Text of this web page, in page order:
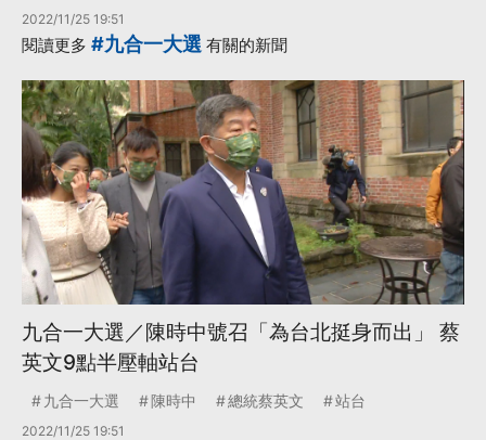
2022/11/25 19:51
閱讀更多 #九合一大選 有關的新聞
九合一大選／陳時中號召「為台北挺身而出」 蔡
英文9點半壓軸站台
九合一大選 陳時中 總統蔡英文 站台
2022/11/25 19:51